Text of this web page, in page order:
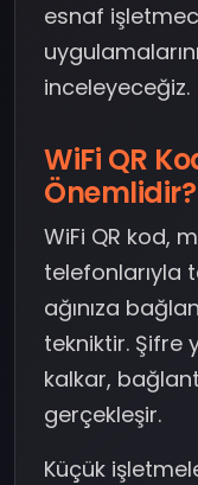
esnaf
inceleyeceğiz.
WiFi QR
Önemlidir?
WiFi QR kod,
telefonlarıyla
ağınıza
tekniktir. Şifre
kalkar,
gerçekleşir.
Küçük